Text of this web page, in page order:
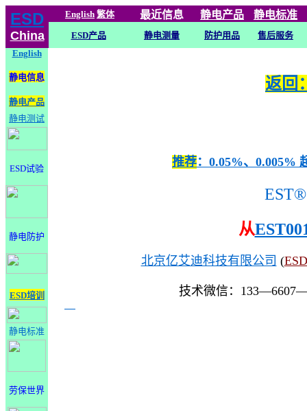
ESD
China
English 繁体 最近信息 静电产品 静电标准
ESD产品 静电测量 防护用品
售后服务
English
静电信息
静电产品
静电测试
ESD试验
静电防护
ESD培训
静电标准
劳保世界
返回
推荐：0.05%、0.005%
EST®
从
北京亿艾迪科技有限公司 (
技术微信：